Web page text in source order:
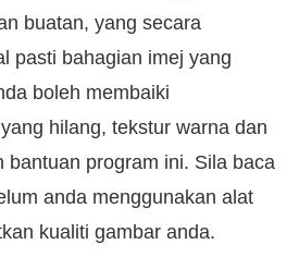
buatan, yang secara
pasti bahagian imej yang
boleh membaiki
hilang, tekstur warna dan
bantuan program ini. Sila baca
anda menggunakan alat
kualiti gambar anda.